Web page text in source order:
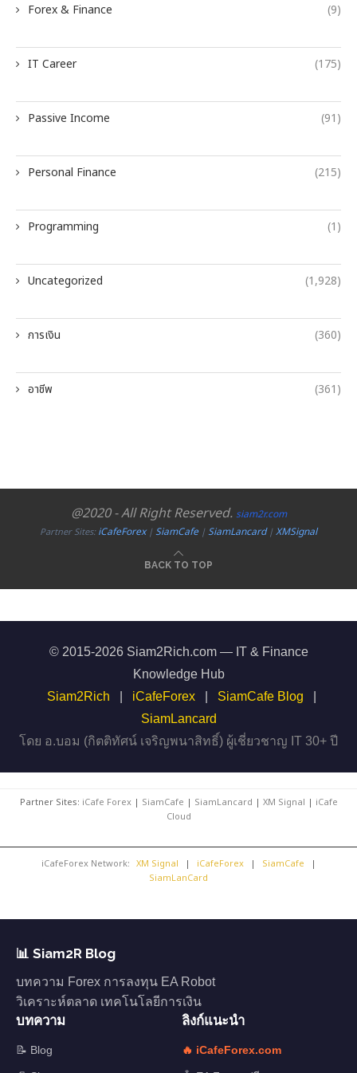
Forex & Finance (9)
IT Career (175)
Passive Income (91)
Personal Finance (215)
Programming (1)
Uncategorized (1,928)
การเงิน (360)
อาชีพ (361)
@2020 - All Right Reserved. siam2r.com
Partner Sites:iCafeForex|SiamCafe|SiamLancard|XMSignal
BACK TO TOP
© 2015-2026 Siam2Rich.com — IT & Finance
Knowledge Hub
Siam2Rich
iCafeForex SiamCafe Blog
SiamLancard
โดย อ.บอม (กิตติทัศน์ เจริญพนาสิทธิ์) ผู้เชี่ยวชาญ IT 30+ ปี
Partner Sites: iCafe Forex| SiamCafe | SiamLancard | XM Signal | iCafe
Cloud
iCafeForex Network: XM Signal | iCafeForex | SiamCafe
|
SiamLanCard
📊 Siam2R Blog
บทความ Forex การลงทุน EA Robot
วิเคราะห์ตลาด เทคโนโลยีการเงิน
บทความ
📝 Blog
ลิงก์แนะนำ
🔥 iCafeForex.com